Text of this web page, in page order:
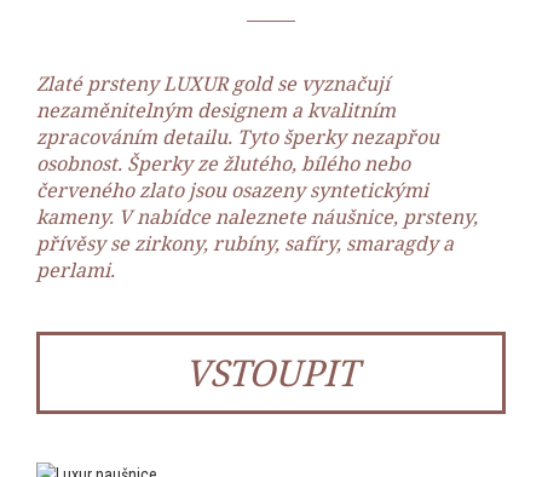
Zlaté prsteny LUXUR gold se vyznačují
nezaměnitelným designem a kvalitním
zpracováním detailu. Tyto šperky nezapřou
osobnost. Šperky ze žlutého, bílého nebo
červeného zlato jsou osazeny syntetickými
kameny. V nabídce naleznete náušnice, prsteny,
přívěsy se zirkony, rubíny, safíry, smaragdy a
perlami.
VSTOUPIT